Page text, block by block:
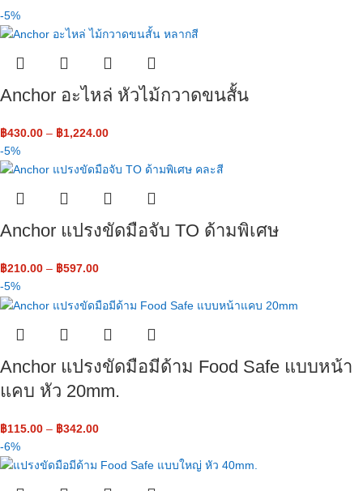
-5%
Anchor อะไหล่ หัวไม้กวาดขนสั้น
฿430.00 – ฿1,224.00
-5%
Anchor แปรงขัดมือจับ TO ด้ามพิเศษ
฿210.00 – ฿597.00
-5%
Anchor แปรงขัดมือมีด้าม Food Safe แบบหน้า
แคบ หัว 20mm.
฿115.00 – ฿342.00
-6%